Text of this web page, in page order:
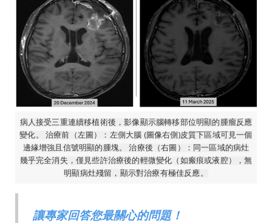
病人接受三重連續移植術後，影像顯示腦轉移部位明顯的腫瘤反應
變化。 治療前（左圖）：左側大腦 (圖像右側)皮質下區域可見一個
邊緣增強且信號明顯的腫塊。 治療後（右圖）：同一區域的病灶
幾乎完全消失，僅見些許治療後的輕微變化（如瘢痕或液腔），無
明顯病灶殘留，顯示對治療有極佳反應。
讓專家回答您最關心的問題！